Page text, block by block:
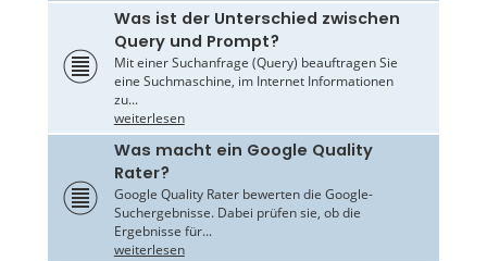
Was ist der Unterschied zwischen
Query und Prompt?
Mit einer Suchanfrage (Query) beauftragen Sie
eine Suchmaschine, im Internet Informationen
zu...
weiterlesen
Was macht ein Google Quality
Rater?
Google Quality Rater bewerten die Google-
Suchergebnisse. Dabei prüfen sie, ob die
Ergebnisse für...
weiterlesen